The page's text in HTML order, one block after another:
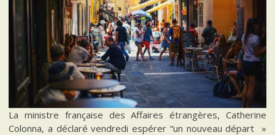
La ministre française des Affaires étrangères, Catherine
Colonna, a déclaré vendredi espérer “un nouveau départ »